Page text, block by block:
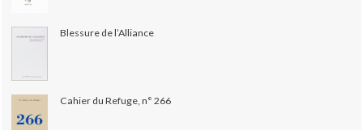
Blessure de l’Alliance
Cahier du Refuge, n° 266